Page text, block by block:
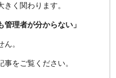
く関わります。
管理者が分からない」
。
をご覧ください。